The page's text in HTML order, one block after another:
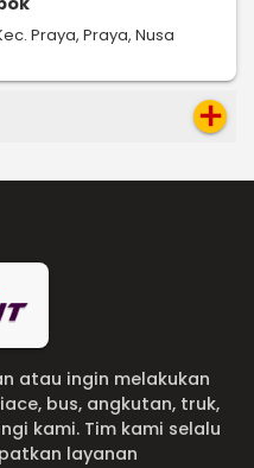
Praya, Praya, Nusa
add
atau ingin melakukan
bus, angkutan, truk,
kami. Tim kami selalu
layanan